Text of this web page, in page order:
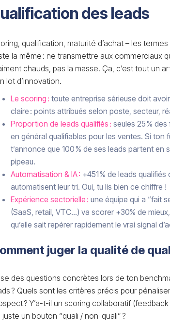
des leads
qualification, maturité d’achat – les
la même : ne transmettre aux commerciaux
chauds, pas la masse. Ça, c’est tout un
lot d’innovation.
Le scoring : toute entreprise sérieuse doit
claire : points attribués selon poste, secteur,
Proportion de leads qualifiés : seules 25 %
en général qualifiables pour les ventes. Si ton
t’annonce que 100 % de ses leads partent en
pipeau.
Automatisation & IA : +451 % de leads
automatisent leur tri. Oui, tu lis bien ce chiffre !
Expérience sectorielle : une équipe qui a “fait
(SaaS, retail, VTC…) va scorer +30% de
qu’elle sait repérer rapidement le vrai signal
juger la qualité de
des questions concrètes lors de ton
? Quels sont les critères précis pour
? Y’a-t-il un scoring collaboratif
juste un bouton “quali / non-quali” ?